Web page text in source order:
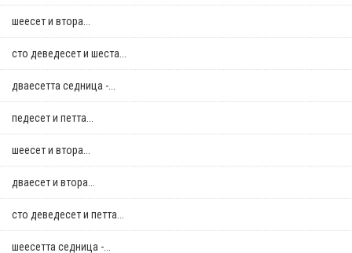
шеесет и втора...
сто деведесет и шеста...
дваесетта седница -...
педесет и петта...
шеесет и втора...
дваесет и втора...
сто деведесет и петта...
шеесетта седница -...